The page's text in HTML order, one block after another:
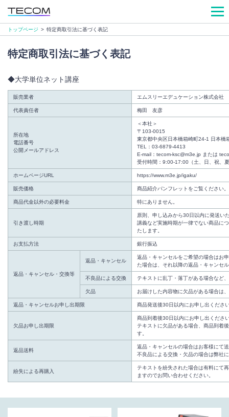
トップページ > 特定商取引法に基づく表記
特定商取引法に基づく表記
◆大学単位ネット講座
販売業者 エムスリーエデュケーション株式会社
代表責任者 梅田 友彦
所在地
電話番号
公開メールアドレス
＜本社＞
〒103-0015
東京都中央区日本橋箱崎町24-1 日本橋
TEL：03-6879-4413
E-mail：tecom-ksc@m3e.jp または
受付時間：9:00-17:00（土、日、祝、
ホームページURL https://www.m3e.jp/igaku/
販売価格 商品紹介パンフレットをご覧ください。
商品代金以外の必要料金 特にありません。
引き渡し時期
原則、申し込みから30日以内に発送い
講義など実施時期が一律でない商品に
たします。
お支払方法 銀行振込
返品・キャンセル・交換等
返品・キャンセル
返品・キャンセルをご希望の場合はお
た場合は、それ以降の返品・キャンセ
不良品による交換 テキストに乱丁・落丁がある場合など
欠品 お届けした内容物に欠品がある場合は
返品・キャンセルお申し出期限 商品発送後30日以内にお申し出くださ
欠品お申し出期限
商品到着後30日以内にお申し出くださ
テキストに欠品がある場合、商品到着
す。
返品送料
返品・キャンセルの場合はお客様にて
不良品による交換・欠品の場合は弊社
紛失による再購入
テキストを紛失された場合は有料にて
ますのでお問い合わせください。